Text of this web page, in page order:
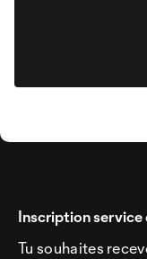
Inscription service
Tu souhaites